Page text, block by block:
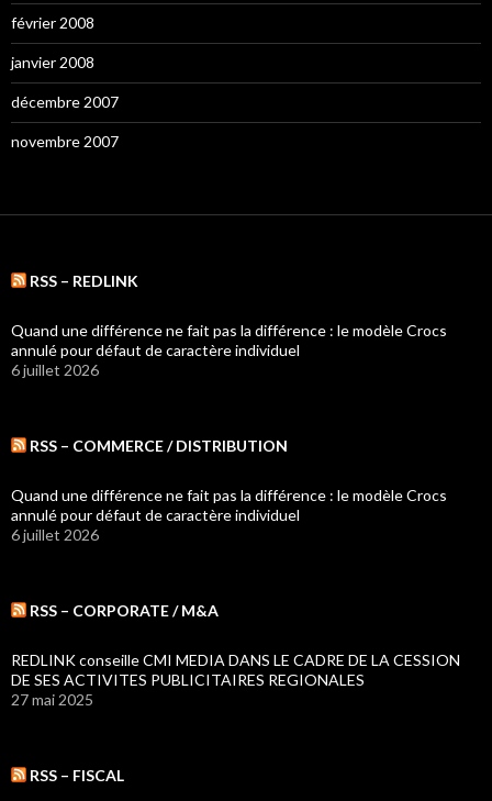
février 2008
janvier 2008
décembre 2007
novembre 2007
RSS – REDLINK
Quand une différence ne fait pas la différence : le modèle Crocs
annulé pour défaut de caractère individuel
6 juillet 2026
RSS – COMMERCE / DISTRIBUTION
Quand une différence ne fait pas la différence : le modèle Crocs
annulé pour défaut de caractère individuel
6 juillet 2026
RSS – CORPORATE / M&A
REDLINK conseille CMI MEDIA DANS LE CADRE DE LA CESSION
DE SES ACTIVITES PUBLICITAIRES REGIONALES
27 mai 2025
RSS – FISCAL